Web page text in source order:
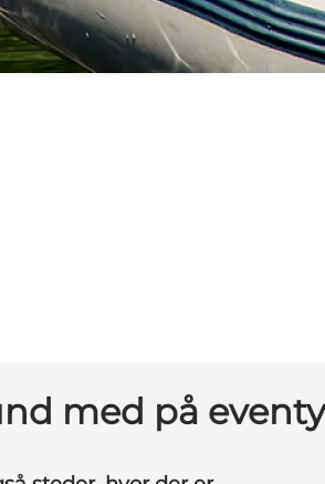
med på